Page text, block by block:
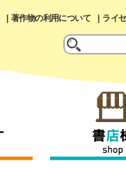
著作物の利用について ライ